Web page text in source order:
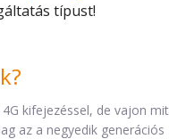
típust!
kifejezéssel, de vajon mit
az a negyedik generációs